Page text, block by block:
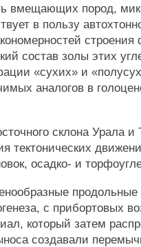
вмещающих пород,
в пользу
состав золы этих
«сухих» и
аналогов в
склона Урала и
тектонических
осадко- и
с прибортовых
который затем
создавали